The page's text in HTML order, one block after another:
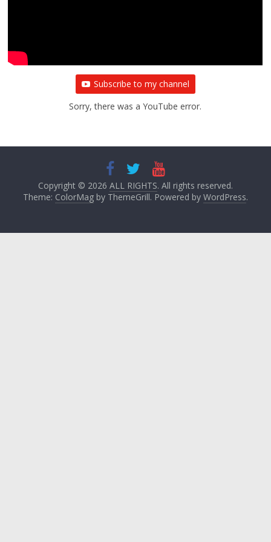
Subscribe to my channel
Sorry, there was a YouTube error.
Copyright © 2026 ALL RIGHTS. All rights reserved.
Theme: ColorMagby ThemeGrill. Powered by WordPress.